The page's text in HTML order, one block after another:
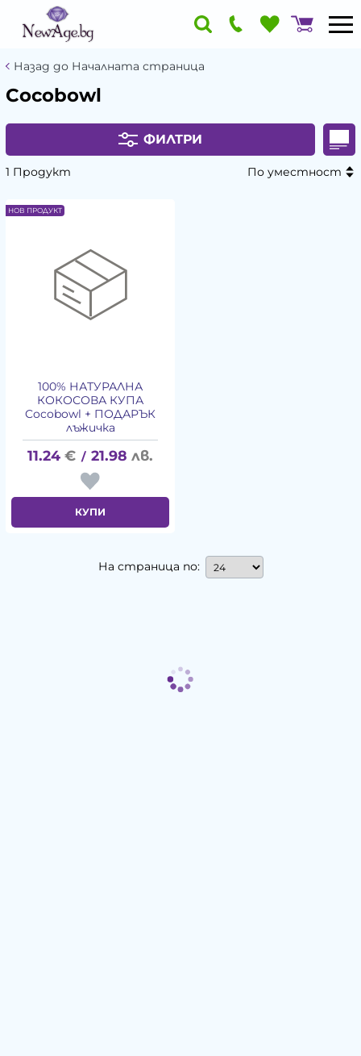
Назад до Началната страница
Cocobowl
ФИЛТРИ
1 Продукт По уместност
100% НАТУРАЛНА
КОКОСОВА КУПА
Cocobowl + ПОДАРЪК
лъжичка
11.24 € / 21.98 лв.
КУПИ
НОВ ПРОДУКТ
На страница по: